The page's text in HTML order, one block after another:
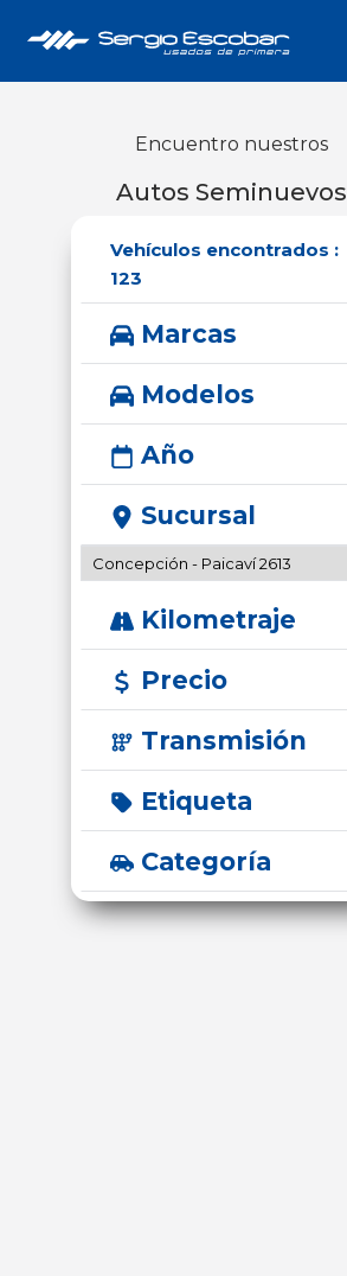
Encuentro nuestros
Autos Seminuevos
Vehículos encontrados :
123
Marcas
Modelos
Año
Sucursal
Kilometraje
Precio
Transmisión
Etiqueta
Categoría